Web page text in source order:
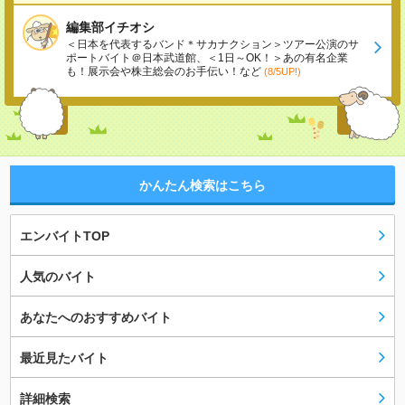
編集部イチオシ
＜日本を代表するバンド＊サカナクション＞ツアー公演のサ
ポートバイト＠日本武道館、＜1日～OK！＞あの有名企業
も！展示会や株主総会のお手伝い！など (8/5UP!)
かんたん検索はこちら
エンバイトTOP
人気のバイト
あなたへのおすすめバイト
最近見たバイト
詳細検索